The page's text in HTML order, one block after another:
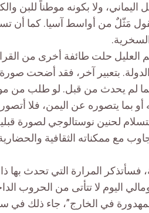
اليماني، ولا بكونه موطناً للبن
مَثّلٌ من أواسط آسيا. كما أن
العليل حلت طائفة أخرى من
الدولة. بتعبير آخر، فقد أضحت
لم يحدث من قبل. لو طلب من
بما يتصوره عن اليمن، فلا
لحنين نوستالوجي لصورة
مع ممكناته الثقافية والحضارية
فسأتذكر المرارة التي تحدث بها
اليوم لا تتأتى من الحروب
في الخارج”، جاء ذلك في